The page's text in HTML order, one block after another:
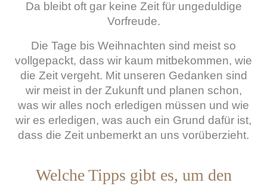
Da bleibt oft gar keine Zeit für ungeduldige
Vorfreude.
Die Tage bis Weihnachten sind meist so
vollgepackt, dass wir kaum mitbekommen, wie
die Zeit vergeht. Mit unseren Gedanken sind
wir meist in der Zukunft und planen schon,
was wir alles noch erledigen müssen und wie
wir es erledigen, was auch ein Grund dafür ist,
dass die Zeit unbemerkt an uns vorüberzieht.
Welche Tipps gibt es, um den